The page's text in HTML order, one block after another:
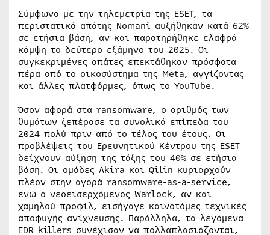
Σύμφωνα με την τηλεμετρία της ESET, τα
περιστατικά απάτης Nomani αυξήθηκαν κατά 62%
σε ετήσια βάση, αν και παρατηρήθηκε ελαφρά
κάμψη το δεύτερο εξάμηνο του 2025. Οι
συγκεκριμένες απάτες επεκτάθηκαν πρόσφατα
πέρα από το οικοσύστημα της Meta, αγγίζοντας
και άλλες πλατφόρμες, όπως το YouTube.
Όσον αφορά στα ransomware, ο αριθμός των
θυμάτων ξεπέρασε τα συνολικά επίπεδα του
2024 πολύ πριν από το τέλος του έτους. Οι
προβλέψεις του Ερευνητικού Κέντρου της ESET
δείχνουν αύξηση της τάξης του 40% σε ετήσια
βάση. Οι ομάδες Akira και Qilin κυριαρχούν
πλέον στην αγορά ransomware-as-a-service,
ενώ ο νεοεισερχόμενος Warlock, αν και
χαμηλού προφίλ, εισήγαγε καινοτόμες τεχνικές
αποφυγής ανίχνευσης. Παράλληλα, τα λεγόμενα
EDR killers συνέχισαν να πολλαπλασιάζονται,